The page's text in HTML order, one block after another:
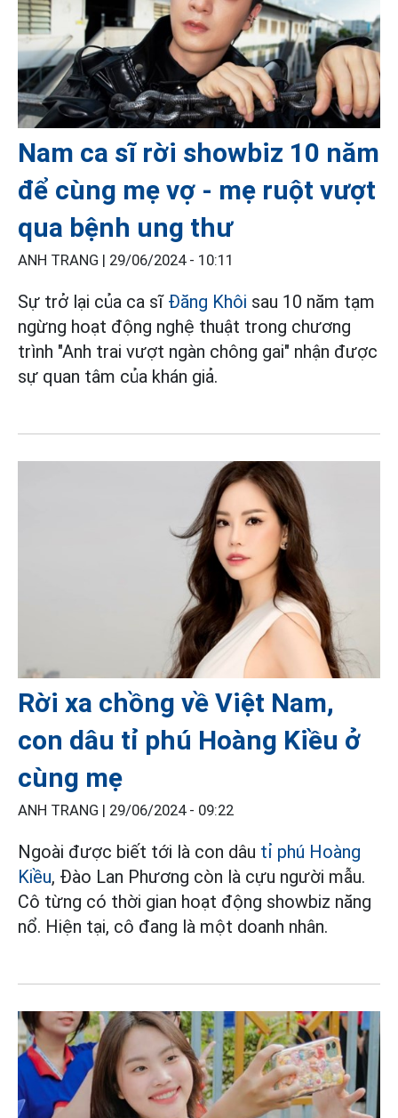
Nam ca sĩ rời showbiz 10 năm
để cùng mẹ vợ - mẹ ruột vượt
qua bệnh ung thư
ANH TRANG | 29/06/2024 - 10:11
Sự trở lại của ca sĩ Đăng Khôi sau 10 năm tạm
ngừng hoạt động nghệ thuật trong chương
trình "Anh trai vượt ngàn chông gai" nhận được
sự quan tâm của khán giả.
Rời xa chồng về Việt Nam,
con dâu tỉ phú Hoàng Kiều ở
cùng mẹ
ANH TRANG | 29/06/2024 - 09:22
Ngoài được biết tới là con dâu tỉ phú Hoàng
Kiều, Đào Lan Phương còn là cựu người mẫu.
Cô từng có thời gian hoạt động showbiz năng
nổ. Hiện tại, cô đang là một doanh nhân.